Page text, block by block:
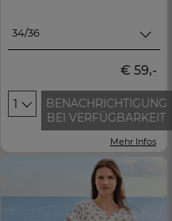
34/36
34/36
42/44
46/48
€ 59,-
1
BENACHRICHTIGUNG
BEI VERFÜGBARKEIT
Mehr Infos